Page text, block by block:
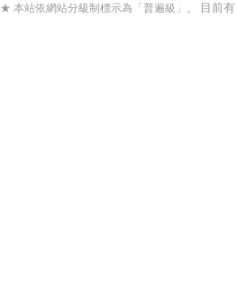
★ 本站依網站分級制標示為「普遍級」。
目前